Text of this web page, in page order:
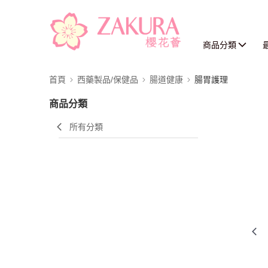
商品分類
首頁 西藥製品/保健品 腸道健康 腸胃護理
商品分類
所有分類